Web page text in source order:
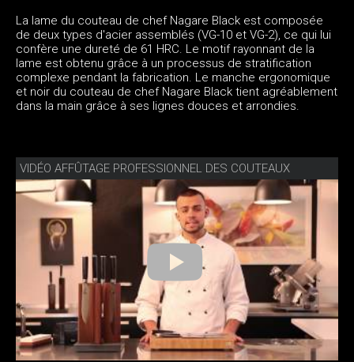
La lame du couteau de chef Nagare Black est composée
de deux types d'acier assemblés (VG-10 et VG-2), ce qui lui
confère une dureté de 61 HRC. Le motif rayonnant de la
lame est obtenu grâce à un processus de stratification
complexe pendant la fabrication. Le manche ergonomique
et noir du couteau de chef Nagare Black tient agréablement
dans la main grâce à ses lignes douces et arrondies.
VIDÉO AFFÛTAGE PROFESSIONNEL DES COUTEAUX